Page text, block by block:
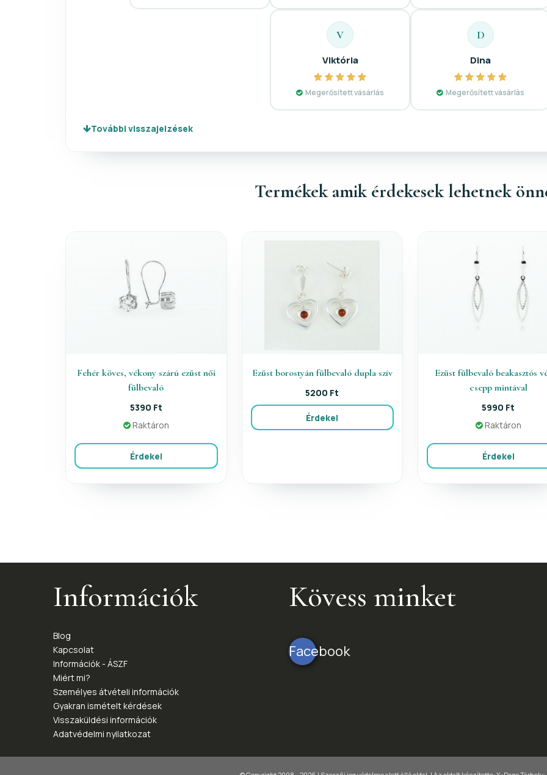
V
Viktória
Megerősített vásárlás
D
Dina
Megerősített vásárlás
További visszajelzések
Termékek amik érdekesek lehetnek
Fehér köves, vékony szárú ezüst női
fülbevaló
5390 Ft
Raktáron
Érdekel
Ezüst borostyán fülbevaló dupla szív
5200 Ft
Érdekel
Ezüst fülbevaló beakasztós
csepp mintával
5990 Ft
Raktáron
Érdekel
Információk
Blog
Kapcsolat
Információk - ÁSZF
Miért mi?
Személyes átvételi információk
Gyakran ismételt kérdések
Visszaküldési információk
Adatvédelmi nyilatkozat
Kövess minket
Facebook